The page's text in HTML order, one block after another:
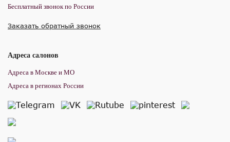
Бесплатный звонок по России
Заказать обратный звонок
Адреса салонов
Адреса в Москве и МО
Адреса в регионах России